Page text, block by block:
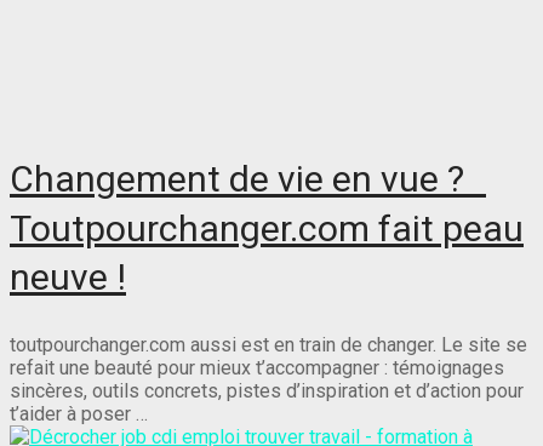
Changement de vie en vue ?
Toutpourchanger.com fait peau
neuve !
toutpourchanger.com aussi est en train de changer. Le site se
refait une beauté pour mieux t’accompagner : témoignages
sincères, outils concrets, pistes d’inspiration et d’action pour
t’aider à poser …